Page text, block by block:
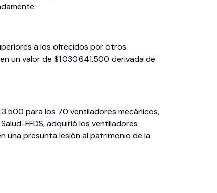
a los ofrecidos por otros
un valor de $1.030.641.500 derivada de
para los 70 ventiladores mecánicos,
FFDS, adquirió los ventiladores
una presunta lesión al patrimonio de la